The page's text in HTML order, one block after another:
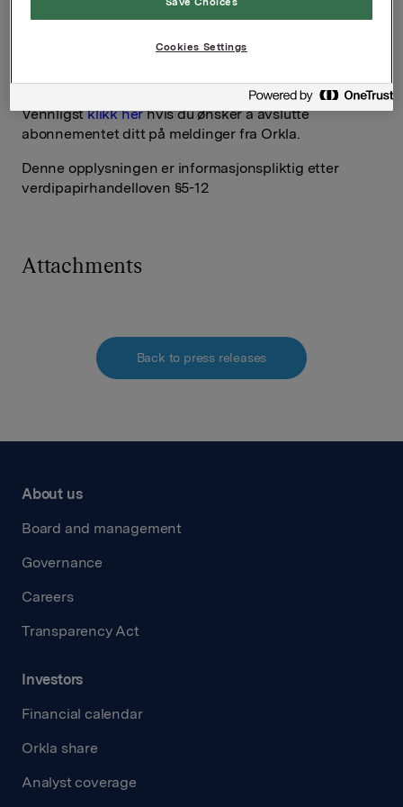
VP Investor Relations
E-post:elise.andersen.heidenreich@orkla.no
Vennligstklikk herhvis du ønsker å avslutte
abonnementet ditt på meldinger fra Orkla.
Denne opplysningen er informasjonspliktig etter
verdipapirhandelloven §5-12
Attachments
Back to press releases
About us
Board and management
Governance
Careers
Transparency Act
Investors
Financial calendar
Orkla share
Analyst coverage
Cookies Settings